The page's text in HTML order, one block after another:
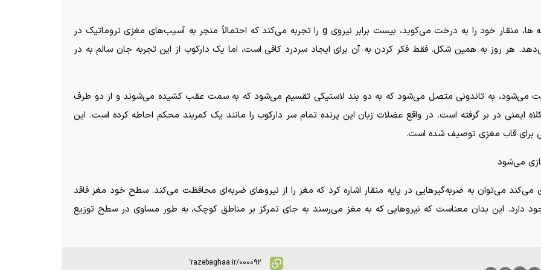
هنگامی که دارکوب در جستجوی دانه ها، منقار خود را به درخت می‌کوبد، بیست برابر نیروی g را تجربه می‌کند که احتمالاً منجر به آسیب‌های مغزی تروماتیک در
کار را انجام می‌دهد. هر روز به همین شکل. فقط فکر کردن به آن برای ایجاد سردرد کافی است، اما یک دارکوب از این تجربه جان سالم به در
می‌شود، به تاندونی متصل می‌شود که به دو بند لاستیکی تقسیم می‌شود که به سمت عقب کشیده می‌شوند و از دو طرف
ایمنی در بر گرفته است. در واقع عضلات زبان این پرنده تمام سر دارکوب را مانند یک کمربند محکم احاطه کرده است. این
برای قاب مغزی توصیف شده است.
می‌شود
می‌توان به ضربه‌گیر‌هایی در پایه منقار اشاره کرد که مغز را از نیرو‌های ضربه‌ای محافظت می‌کند. سطح خود مغز فاقد
دارد. این بدان معناست که نیرو‌هایی که به مغز می‌رسند به جای تمرکز بر مناطق کوچک، به طور مساوی در سطح توزیع